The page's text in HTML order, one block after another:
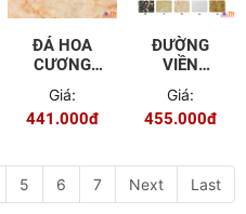
ĐÁ HOA
CƯƠNG
PVC TGP -
9605
Giá:
441.000đ
ĐƯỜNG
VIỀN
TRANG TRÍ
15CM TGL
- 6909
Giá:
455.000đ
5 6 7 Next Last